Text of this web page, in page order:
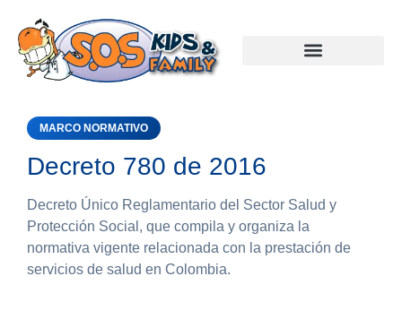
MARCO NORMATIVO
Decreto 780 de 2016
Decreto Único Reglamentario del Sector Salud y
Protección Social, que compila y organiza la
normativa vigente relacionada con la prestación de
servicios de salud en Colombia.